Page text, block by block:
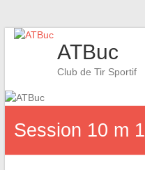
Skip
ATBuc
Club de Tir Sportif
Session 10 m